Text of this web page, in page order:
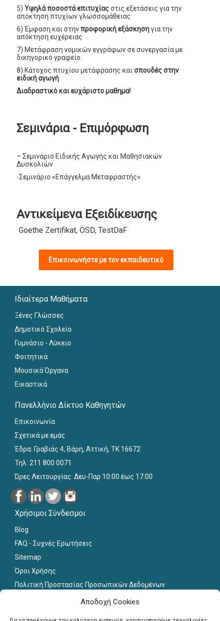
Αποδοχή Cookies
5)Υψηλά ποσοστά επιτυχίαςστις εξετάσεις για την
απόκτηση πτυχίων γλωσσομάθειας
6) Έμφαση και στηνπροφορική εξάσκησηγια την
απόκτηση ευχέρειας
7) Μετάφραση νομικών εγγράφων σε συνεργασία με
δικηγορικό γραφείο.
8) Κάτοχος πτυχίου μετάφρασης καισπουδές στην
ειδική αγωγή
Διαδραστικό και ευχάριστο μαθημα!
Σεμινάρια - Επιμόρφωση
– Σεμινάριο Ειδικής Αγωγής και Μαθησιακών
Δυσκολιών
-Σεμινάριο «Επάγγελμα Μεταφραστής»
Αντικείμενα Εξειδίκευσης
Goethe Zertifikat, ÖSD, TestDaF
Επικοινωνήστε με τον εκπαιδευτικό
Ιδιαίτερα Μαθήματα
Ξένες Γλώσσες
Δημοτικό Σχολείο
Γυμνάσιο - Λύκειο
Φοιτητικά
Μουσικά Όργανα
Εικαστικά
Πανελλήνιο Δίκτυο Καθηγητών
Επικοινωνία
Σχετικά με εμάς
Έδρα: Γραβιάς 4, Βάρη, Αττική, ΤΚ 16672
Τηλ: 211 800 0071
Ώρες Λειτουργίας: Δευ-Παρ 10:00 έως 17:00
Χρήσιμοι Σύνδεσμοι
Blog
FAQ - Συχνές Ερωτήσεις
Sitemap
Όροι Χρήσης
Πολιτική Προστασίας Προσωπικών Δεδομένων